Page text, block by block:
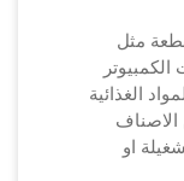
مثل
الغذائية
الاصناف
او